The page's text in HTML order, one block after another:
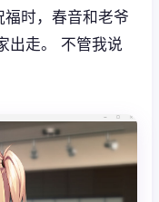
时，春音和老爷
出走。 不管我说